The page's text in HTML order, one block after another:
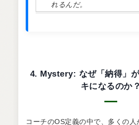
れるんだ。
4. Mystery: なぜ「納得」
キになるのか？
コーチのOS定義の中で、多くの人